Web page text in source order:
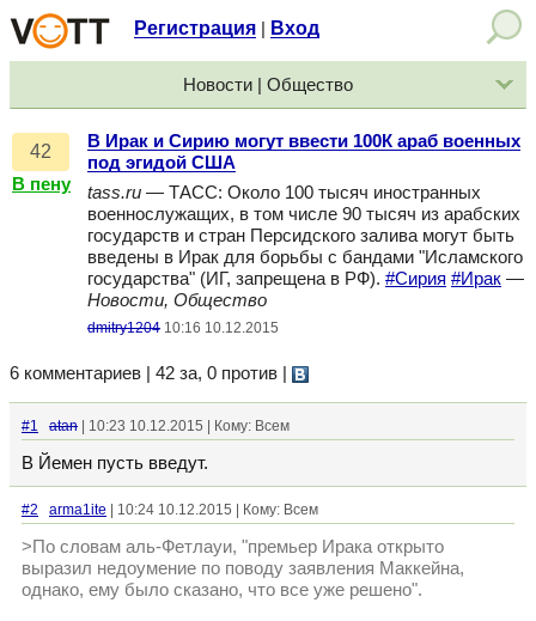
Регистрация Вход
Новости | Общество
42
В пену
В Ирак и Сирию могут ввести 100К араб военных
под эгидой США
tass.ru — ТАСС: Около 100 тысяч иностранных
военнослужащих, в том числе 90 тысяч из арабских
государств и стран Персидского залива могут быть
введены в Ирак для борьбы с бандами "Исламского
государства" (ИГ, запрещена в РФ). #Сирия #Ирак —
Новости, Общество
dmitry1204 10:16 10.12.2015
6 комментариев | 42 за, 0 против
#1 atan | 10:23 10.12.2015 | Кому: Всем
В Йемен пусть введут.
#2 arma1ite | 10:24 10.12.2015 | Кому: Всем
>По словам аль-Фетлауи, "премьер Ирака открыто
выразил недоумение по поводу заявления Маккейна,
однако, ему было сказано, что все уже решено".